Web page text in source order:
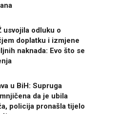
usvojila odluku o
doplatku i izmjene
naknada: Evo što se
u BiH: Supruga
da je ubila
policija pronašla tijelo